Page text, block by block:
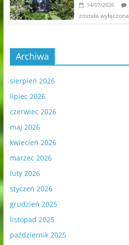
14/07/2026
została wyłączona
Archiwa
sierpień 2026
lipiec 2026
czerwiec 2026
maj 2026
kwiecień 2026
marzec 2026
luty 2026
styczeń 2026
grudzień 2025
listopad 2025
październik 2025